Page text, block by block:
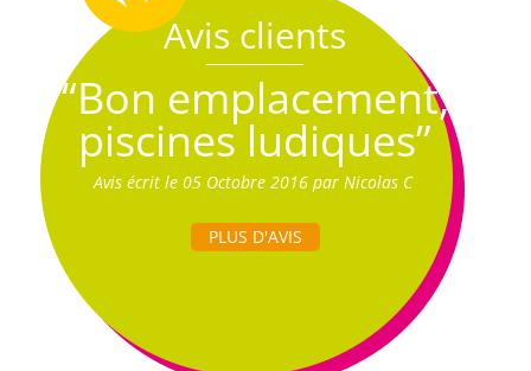
Avis clients
“Bon emplacement,
piscines ludiques”
Avis écrit le 05 Octobre 2016 par Nicolas C
PLUS D'AVIS